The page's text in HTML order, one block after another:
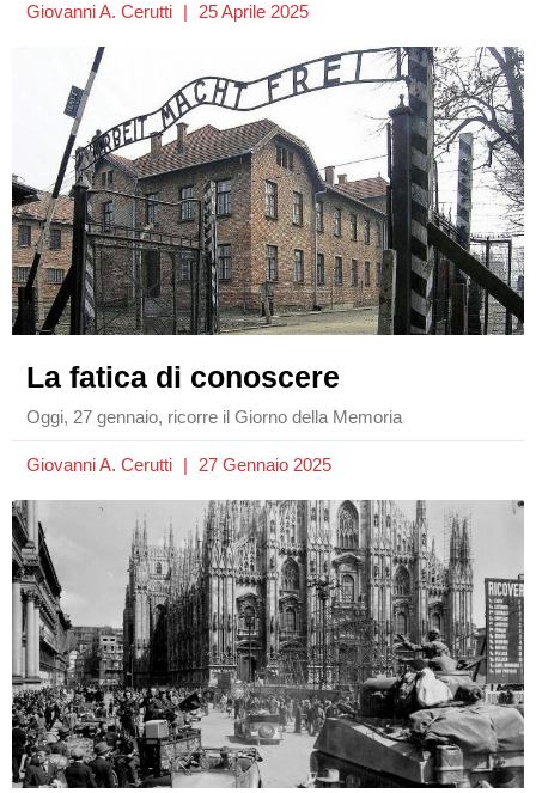
Giovanni A. Cerutti 25 Aprile 2025
La fatica di conoscere
Oggi, 27 gennaio, ricorre il Giorno della Memoria
Giovanni A. Cerutti 27 Gennaio 2025